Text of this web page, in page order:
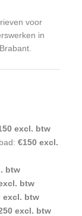
voor
in
excl. btw
€150 excl.
btw
btw
excl. btw
excl. btw